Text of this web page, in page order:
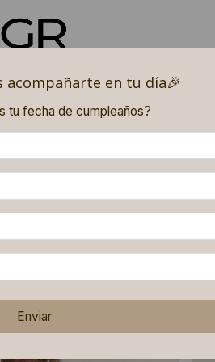
CHALECOS PUFFER
los $250.000) PAGOS SIN INTERÉS con
acompañarte en tu día🎉​
tu fecha de cumpleaños?
Enviar